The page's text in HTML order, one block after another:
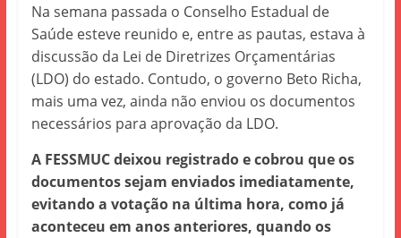
Na semana passada o Conselho Estadual de
Saúde esteve reunido e, entre as pautas, estava à
discussão da Lei de Diretrizes Orçamentárias
(LDO) do estado. Contudo, o governo Beto Richa,
mais uma vez, ainda não enviou os documentos
necessários para aprovação da LDO.
A FESSMUC deixou registrado e cobrou que os
documentos sejam enviados imediatamente,
evitando a votação na última hora, como já
aconteceu em anos anteriores, quando os